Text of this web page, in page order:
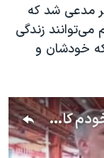
مدعی شد که
زندگی
خودشان و
وزیر کار دولت ابراهیم رئیسی:‌ من خودم کارگر بودم؛ کارگران می‌توانند با قناعت با این حقوق‌ها بسازند